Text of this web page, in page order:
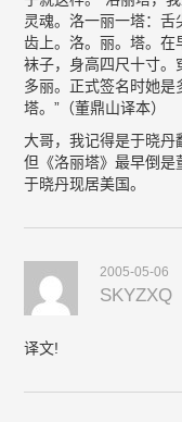
灵魂。洛一丽一塔：
齿上。洛。丽。塔。在
袜子，身高四尺十寸。
多丽。正式签名时她
塔。”（董鼎山译本）
大哥，我记得是于晓丹
但《洛丽塔》最早倒是
于晓丹现居美国。
2005-05-06
SKYZXQ
译文!